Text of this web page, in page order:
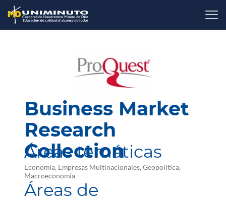
Pasar
contenido
principal
Business Market
Research
Collection
Áreas temáticas
Economía, Empresas Multinacionales, Geopolítica,
Macroeconomía
Áreas de